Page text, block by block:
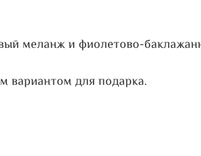
меланж и фиолетово-
вариантом для подарка.